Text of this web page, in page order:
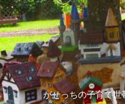
がせっちの子育て世